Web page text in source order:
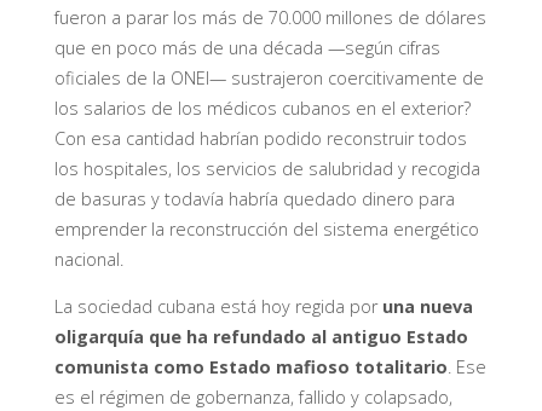
fueron a parar los más de 70.000 millones de dólares
que en poco más de una década —según cifras
oficiales de la ONEI— sustrajeron coercitivamente de
los salarios de los médicos cubanos en el exterior?
Con esa cantidad habrían podido reconstruir todos
los hospitales, los servicios de salubridad y recogida
de basuras y todavía habría quedado dinero para
emprender la reconstrucción del sistema energético
nacional.
La sociedad cubana está hoy regida por una nueva
oligarquía que ha refundado al antiguo Estado
comunista como Estado mafioso totalitario. Ese
es el régimen de gobernanza, fallido y colapsado,